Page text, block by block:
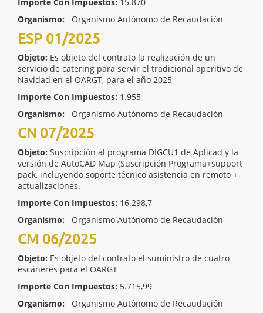
Organismo:
Organismo Autónomo de Recaudación
ESP 01/2025
Objeto: Es objeto del contrato la realización de un
servicio de catering para servir el tradicional aperitivo de
Navidad en el OARGT, para el año 2025
Importe Con Impuestos: 1.955
Organismo:
Organismo Autónomo de Recaudación
CN 07/2025
Objeto: Suscripción al programa DIGCU1 de Aplicad y la
versión de AutoCAD Map (Suscripción Programa+support
pack, incluyendo soporte técnico asistencia en remoto +
actualizaciones.
Importe Con Impuestos: 16.298,7
Organismo:
Organismo Autónomo de Recaudación
CM 06/2025
Objeto: Es objeto del contrato el suministro de cuatro
escáneres para el OARGT
Importe Con Impuestos: 5.715,99
Organismo:
Organismo Autónomo de Recaudación